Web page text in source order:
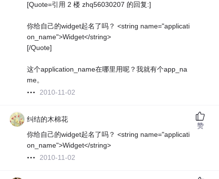
[Quote=引用 2 楼 zhq56030207 的回复:]
你给自己的widget起名了吗？ <string name="applicati
on_name">Widget</string>
[/Quote]
这个application_name在哪里用呢？我就有个app_na
me。
2010-11-02
纠结的木棉花
你给自己的widget起名了吗？ <string name="applicati
on_name">Widget</string>
2010-11-02
赞